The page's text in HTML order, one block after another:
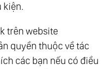
kiện.
trên website
quyền thuộc về tác
các bạn nếu có điều